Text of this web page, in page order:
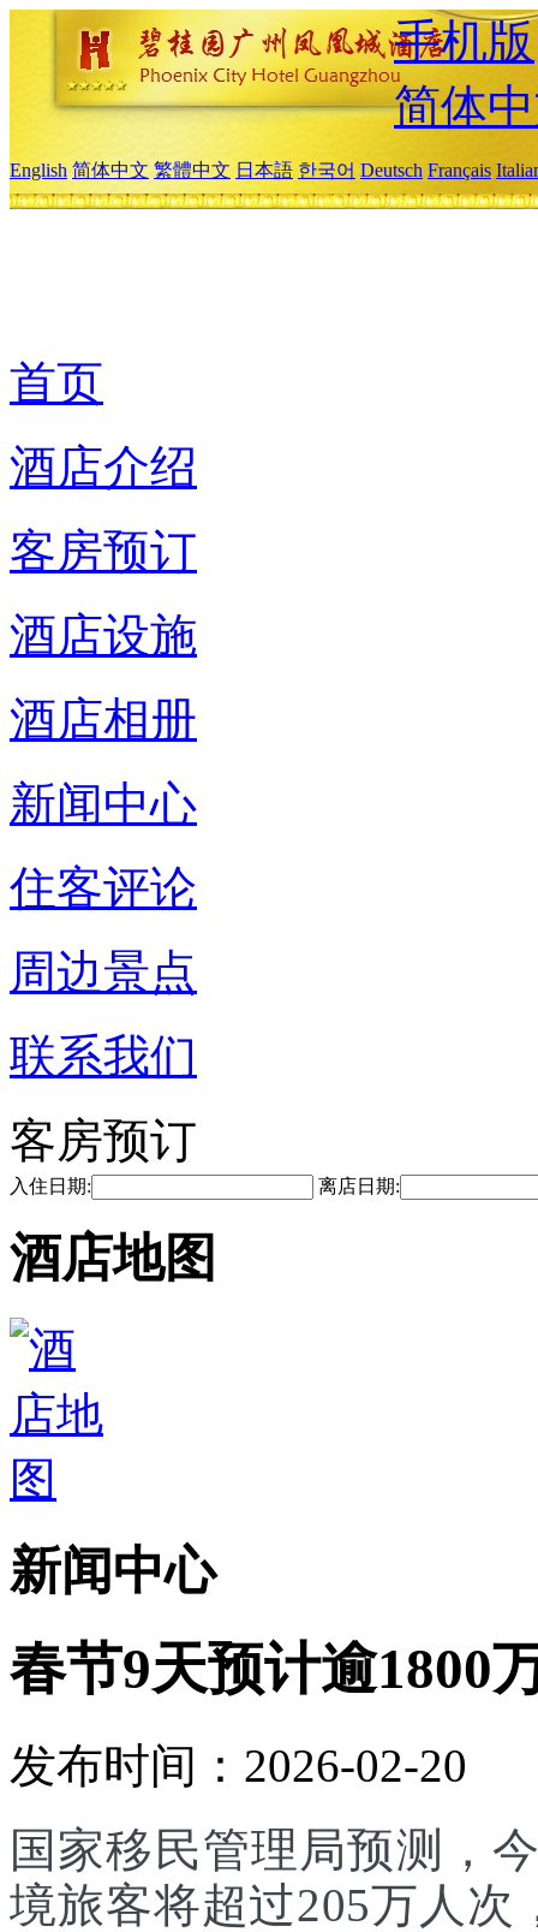
手机版
简体
English 简体中文 繁體中文 日本語 한국어 Deutsch Français
首页
酒店介绍
客房预订
酒店设施
酒店相册
新闻中心
住客评论
周边景点
联系我们
客房预订
入住日期: 离店日期:
酒店地图
新闻中心
春节9天预计逾1800
发布时间：2026-02-20
国家移民管理局预测，
境旅客将超过205万人次